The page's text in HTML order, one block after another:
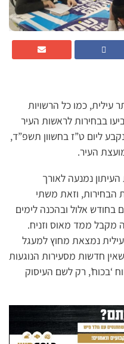
עילית, כמו כל הרשויות
בבחירות לראשות העיר
ליום ט”ז בחשוון תשפ”ד,
העיר.
נמנעה לאורך
וזאת משתי
בחודש אלול ובהכנה לימים
מקבל ממד מאוס וזניח.
עילית נמצאת מחוץ למעגל
חדשות מסעירות הנוגעות
‘בכוח’, רק לשם העיסוק